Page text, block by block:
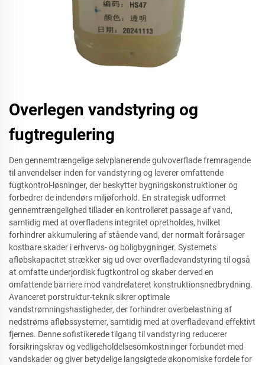
Overlegen vandstyring og
fugtregulering
Den gennemtrængelige selvplanerende gulvoverflade fremragende
til anvendelser inden for vandstyring og leverer omfattende
fugtkontrol-løsninger, der beskytter bygningskonstruktioner og
forbedrer de indendørs miljøforhold. En strategisk udformet
gennemtrængelighed tillader en kontrolleret passage af vand,
samtidig med at overfladens integritet opretholdes, hvilket
forhindrer akkumulering af stående vand, der normalt forårsager
kostbare skader i erhvervs- og boligbygninger. Systemets
afløbskapacitet strækker sig ud over overfladevandstyring til også
at omfatte underjordisk fugtkontrol og skaber derved en
omfattende barriere mod vandrelateret konstruktionsnedbrydning.
Avanceret porstruktur-teknik sikrer optimale
vandstrømningshastigheder, der forhindrer overbelastning af
nedstrøms afløbssystemer, samtidig med at overfladevand effektivt
fjernes. Denne sofistikerede tilgang til vandstyring reducerer
forsikringskrav og vedligeholdelsesomkostninger forbundet med
vandskader og giver betydelige langsigtede økonomiske fordele for